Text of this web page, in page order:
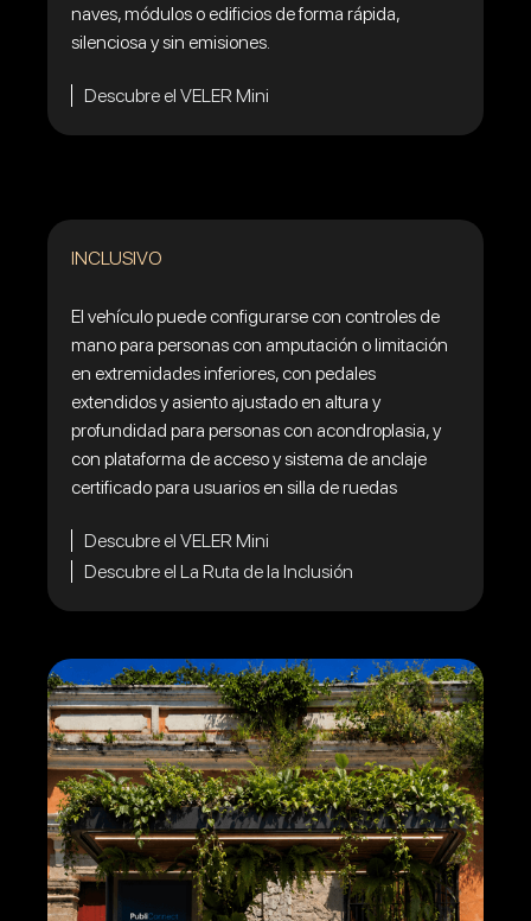
naves, módulos o edificios de forma rápida,
silenciosa y sin emisiones.
Descubre el VELER Mini
INCLUSIVO
El vehículo puede configurarse con controles de
mano para personas con amputación o limitación
en extremidades inferiores, con pedales
extendidos y asiento ajustado en altura y
profundidad para personas con acondroplasia, y
con plataforma de acceso y sistema de anclaje
certificado para usuarios en silla de ruedas
Descubre el VELER Mini
Descubre el La Ruta de la Inclusión